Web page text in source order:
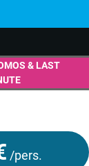
& LAST
/pers.